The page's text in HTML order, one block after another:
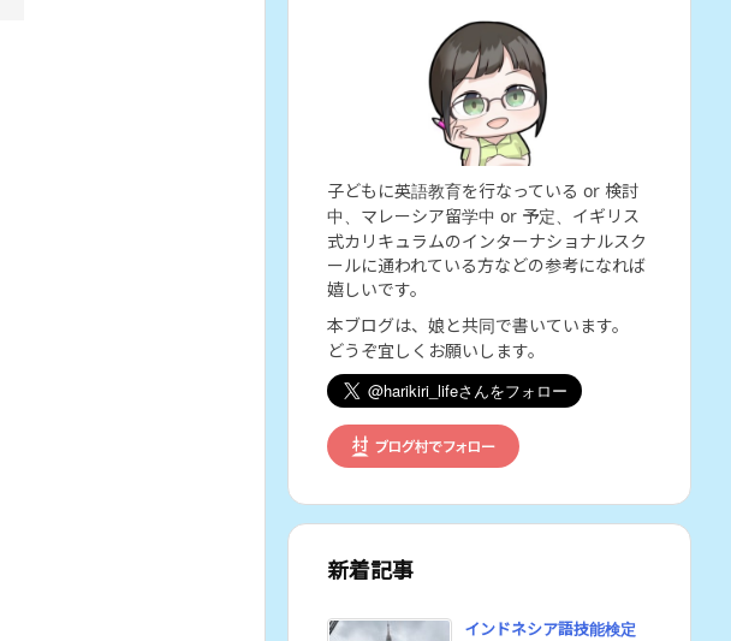
子どもに英語教育を行なっている or 検討
中、マレーシア留学中 or 予定、イギリス
式カリキュラムのインターナショナルスク
ールに通われている方などの参考になれば
嬉しいです。
本ブログは、娘と共同で書いています。
どうぞ宜しくお願いします。
新着記事
インドネシア語技能検定